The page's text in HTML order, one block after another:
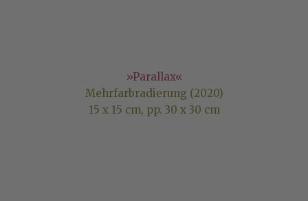
»Parallax«
Mehrfarbradierung (2020)
15 x 15 cm, pp. 30 x 30 cm